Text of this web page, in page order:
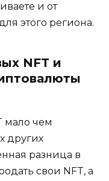
и от
этого региона.
NFT и
мало чем
других
разница в
свои NFT, а